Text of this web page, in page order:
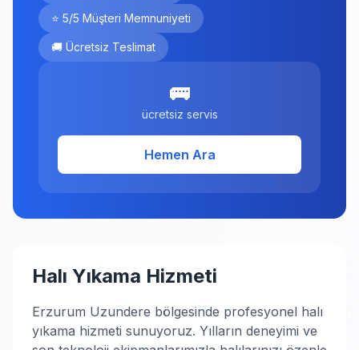
⭐ 5/5 Müşteri Memnuniyeti
🚚 Ücretsiz Teslimat
🚌
ücretsiz servis
Hemen Ara
Halı Yıkama Hizmeti
Erzurum Uzundere bölgesinde profesyonel halı
yıkama hizmeti sunuyoruz. Yılların deneyimi ve